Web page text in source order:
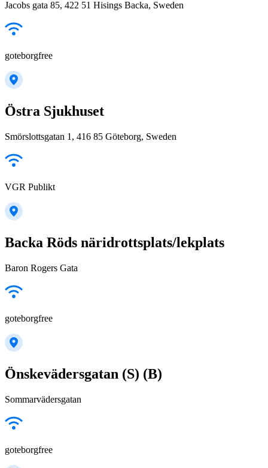
Jacobs gata 85, 422 51 Hisings Backa, Sweden
goteborgfree
Östra Sjukhuset
Smörslottsgatan 1, 416 85 Göteborg, Sweden
VGR Publikt
Backa Röds näridrottsplats/lekplats
Baron Rogers Gata
goteborgfree
Önskevädersgatan (S) (B)
Sommarvädersgatan
goteborgfree